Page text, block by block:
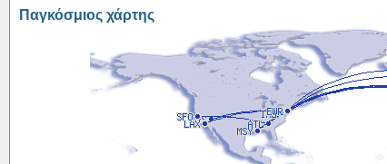
Παγκόσμιος χάρτης